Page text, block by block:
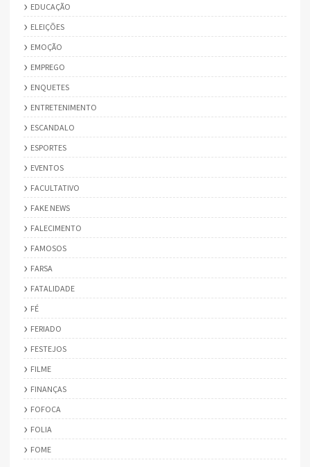
EDUCAÇÃO
ELEIÇÕES
EMOÇÃO
EMPREGO
ENQUETES
ENTRETENIMENTO
ESCANDALO
ESPORTES
EVENTOS
FACULTATIVO
FAKE NEWS
FALECIMENTO
FAMOSOS
FARSA
FATALIDADE
FÉ
FERIADO
FESTEJOS
FILME
FINANÇAS
FOFOCA
FOLIA
FOME